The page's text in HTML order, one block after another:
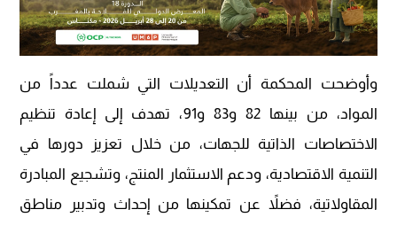
وأوضحت المحكمة أن التعديلات التي شملت عدداً من
المواد، من بينها 82 و83 و91، تهدف إلى إعادة تنظيم
الاختصاصات الذاتية للجهات، من خلال تعزيز دورها في
التنمية الاقتصادية، ودعم الاستثمار المنتج، وتشجيع المبادرة
المقاولاتية، فضلاً عن تمكينها من إحداث وتدبير مناطق